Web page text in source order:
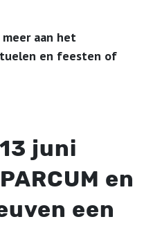
aan het
en feesten of
juni
en
een